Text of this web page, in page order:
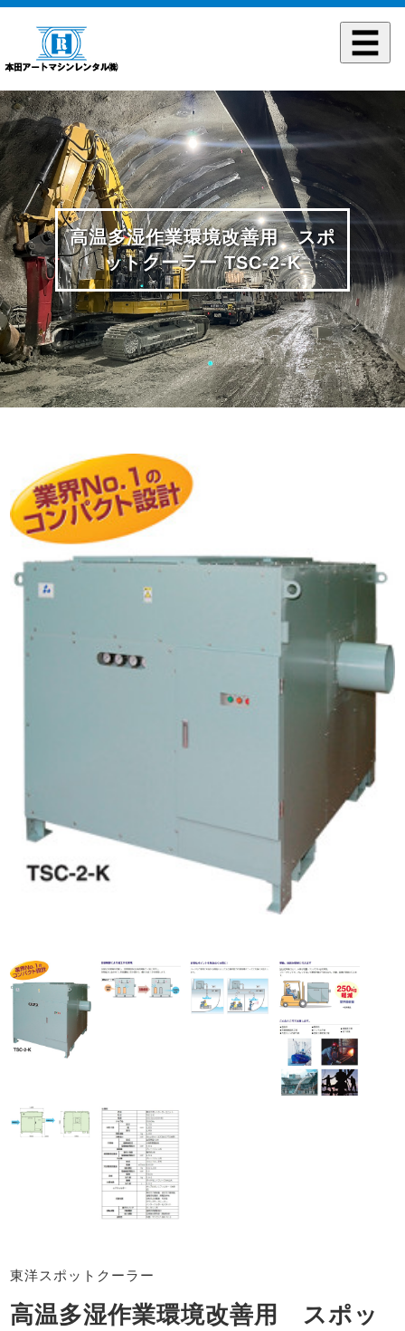
高温多湿作業環境改善用 スポ
ットクーラー TSC-2-K
東洋スポットクーラー
高温多湿作業環境改善用 スポッ